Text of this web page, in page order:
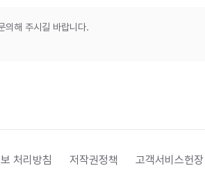
의해 주시길 바랍니다.
처리방침 저작권정책 고객서비스헌장